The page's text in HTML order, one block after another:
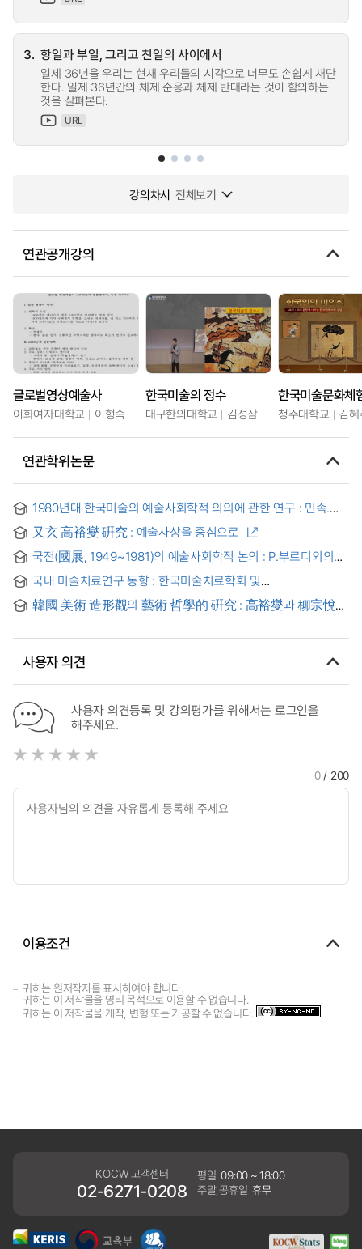
3. 항일과 부일, 그리고 친일의 사이에서
일제 36년을 우리는 현재 우리들의 시각으로 너무도 손쉽게 재단
한다. 일제 36년간의 체제 순응과 체제 반대라는 것이 함의하는
것을 살펴본다.
URL
강의차시 전체보기
연관공개강의
글로벌영상예술사
이화여자대학교 이형숙
한국미술의 정수
대구한의대학교 김성삼
한국미술문화체
청주대학교 김
연관학위논문
1980년대 한국미술의 예술사회학적 의의에 관한 연구 : 민족.
민중미술 및 현실주의 운동을 중심으로
又玄 高裕燮 硏究 : 예술사상을 중심으로
국전(國展, 1949~1981)의 예술사회학적 논의 : P.부르디외의
국내 미술치료연구 동향 : 한국미술치료학회 및
한국예술치료학회 학회지 게재논문 중심으로(1994.4-2007.3)
= Research trend of Korean art therapy : Based on the
Korea artstherapy institute(from April, 1994 to March,
2007)
韓國 美術 造形觀의 藝術 哲學的 硏究 : 高裕燮과 柳宗悅의
사용자 의견
사용자 의견등록 및 강의평가를 위해서는 로그인을
해주세요.
0/ 200
이용조건
귀하는 원저작자를 표시하여야 합니다.
귀하는 이 저작물을 영리 목적으로 이용할 수 없습니다.
귀하는 이 저작물을 개작, 변형 또는 가공할 수 없습니다.
KOCW 고객센터
02-6271-0208
평일 09:00 ~ 18:00
주말,공휴일 휴무